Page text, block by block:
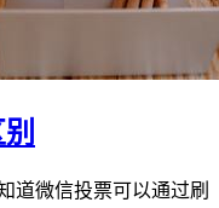
道微信投票可以通过刷